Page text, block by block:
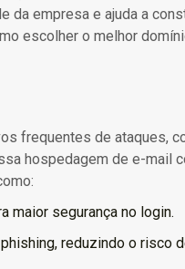
da empresa e ajuda a
escolher o melhor
frequentes de ataques,
hospedagem de e-mail
maior segurança no login.
reduzindo o risco